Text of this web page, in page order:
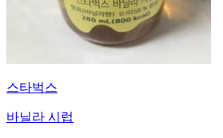
스타벅스
바닐라 시럽